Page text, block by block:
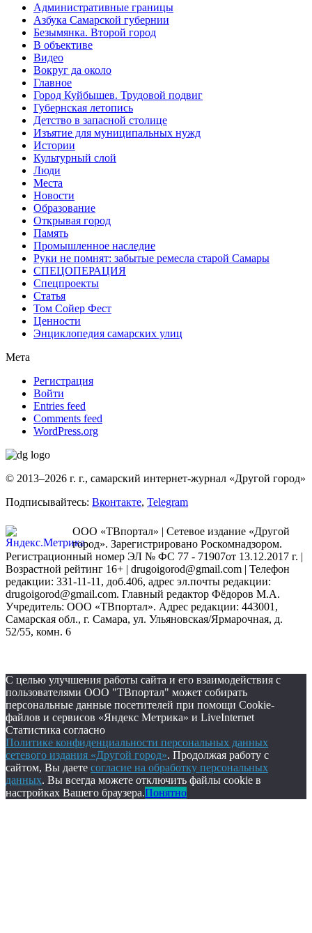
Административные границы
Азбука Самарской губернии
Безымянка. Второй город
В объективе
Видео
Вокруг да около
Главное
Город Куйбышев. Трудовой подвиг
Губернская летопись
Детство в запасной столице
Изъятие для муниципальных нужд
Истории
Культурный слой
Люди
Места
Новости
Образование
Открывая город
Память
Промышленное наследие
Руки не помнят: забытые ремесла старой Самары
СПЕЦОПЕРАЦИЯ
Спецпроекты
Статья
Том Сойер Фест
Ценности
Энциклопедия самарских улиц
Мета
Регистрация
Войти
Entries feed
Comments feed
WordPress.org
© 2013–2026 г. г., самарский интернет-журнал «Другой город»
Подписывайтесь: Вконтакте, Telegram
ООО «ТВпортал» | Сетевое издание «Другой
город». Зарегистрировано Роскомнадзором.
Регистрационный номер ЭЛ № ФС 77 - 71907от 13.12.2017 г. |
Возрастной рейтинг 16+ | drugoigorod@gmail.com | Телефон
редакции: 331-11-11, доб.406, адрес эл.почты редакции:
drugoigorod@gmail.com. Главный редактор Фёдоров М.А.
Учредитель: ООО «ТВпортал». Адрес редакции: 443001,
Самарская обл., г. Самара, ул. Ульяновская/Ярмарочная, д.
52/55, комн. 6
С целью улучшения работы сайта и его взаимодействия с
пользователями ООО "ТВпортал" может собирать
персональные данные посетителей при помощи Cookie-
файлов и сервисов «Яндекс Метрика» и LiveInternet
Статистика согласно
Политике конфиденциальности персональных данных
сетевого издания «Другой город». Продолжая работу с
сайтом, Вы даете согласие на обработку персональных
данных. Вы всегда можете отключить файлы cookie в
настройках Вашего браузера.Понятно